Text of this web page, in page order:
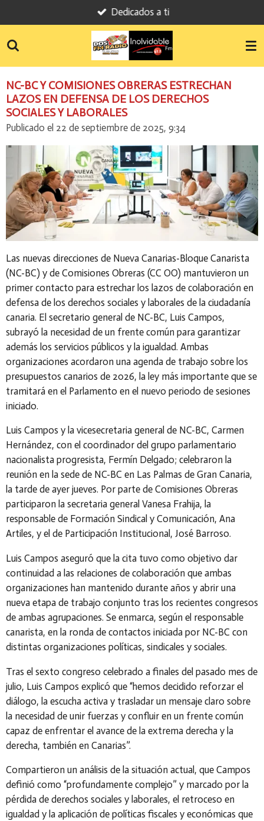
al
contenido
Dedicados a ti
NC-BC Y COMISIONES OBRERAS ESTRECHAN
LAZOS EN DEFENSA DE LOS DERECHOS
SOCIALES Y LABORALES
Publicado el 22 de septiembre de 2025, 9:34
Las nuevas direcciones de Nueva Canarias-Bloque Canarista
(NC-BC) y de Comisiones Obreras (CC OO) mantuvieron un
primer contacto para estrechar los lazos de colaboración en
defensa de los derechos sociales y laborales de la ciudadanía
canaria. El secretario general de NC-BC, Luis Campos,
subrayó la necesidad de un frente común para garantizar
además los servicios públicos y la igualdad. Ambas
organizaciones acordaron una agenda de trabajo sobre los
presupuestos canarios de 2026, la ley más importante que se
tramitará en el Parlamento en el nuevo periodo de sesiones
iniciado.
Luis Campos y la vicesecretaria general de NC-BC, Carmen
Hernández, con el coordinador del grupo parlamentario
nacionalista progresista, Fermín Delgado; celebraron la
reunión en la sede de NC-BC en Las Palmas de Gran Canaria,
la tarde de ayer jueves. Por parte de Comisiones Obreras
participaron la secretaria general Vanesa Frahija, la
responsable de Formación Sindical y Comunicación, Ana
Artiles, y el de Participación Institucional, José Barroso.
Luis Campos aseguró que la cita tuvo como objetivo dar
continuidad a las relaciones de colaboración que ambas
organizaciones han mantenido durante años y abrir una
nueva etapa de trabajo conjunto tras los recientes congresos
de ambas agrupaciones. Se enmarca, según el responsable
canarista, en la ronda de contactos iniciada por NC-BC con
distintas organizaciones políticas, sindicales y sociales.
Tras el sexto congreso celebrado a finales del pasado mes de
julio, Luis Campos explicó que “hemos decidido reforzar el
diálogo, la escucha activa y trasladar un mensaje claro sobre
la necesidad de unir fuerzas y confluir en un frente común
capaz de enfrentar el avance de la extrema derecha y la
derecha, también en Canarias”.
Compartieron un análisis de la situación actual, que Campos
definió como “profundamente complejo” y marcado por la
pérdida de derechos sociales y laborales, el retroceso en
igualdad y la aplicación de políticas fiscales y económicas que